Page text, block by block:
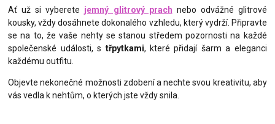
Ať už si vyberete jemný glitrový prach nebo odvážné glitrové
kousky, vždy dosáhnete dokonalého vzhledu, který vydrží. Připravte
se na to, že vaše nehty se stanou středem pozornosti na každé
společenské události, s třpytkami, které přidají šarm a eleganci
každému outfitu.
Objevte nekonečné možnosti zdobení a nechte svou kreativitu, aby
vás vedla k nehtům, o kterých jste vždy snila.